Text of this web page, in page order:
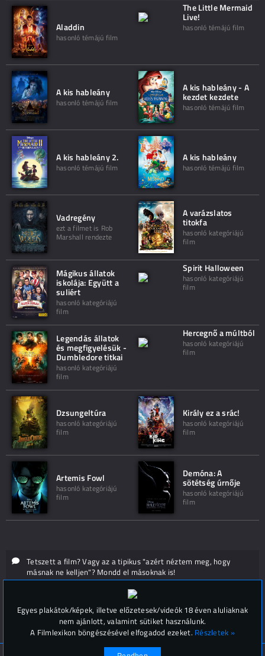
Aladdin
hasonló témájú film
The Little Mermaid
Live!
hasonló témájú film
A kis hableány
hasonló témájú film
A kis hableány - A
kezdet kezdete
hasonló témájú film
A kis hableány 2.
hasonló témájú film
A kis hableány
hasonló témájú film
Vadregény
ezt a filmet is Rob
Marshall rendezte
A varázslatos
titokfa
hasonló kategóriájú
film
Mágikus állatok
iskolája: Együtt a
suliért
hasonló kategóriájú
film
Spirit Halloween
hasonló kategóriájú
film
Legendás állatok
és megfigyelésük -
Dumbledore titkai
hasonló kategóriájú
film
Hercegnő a múltból
hasonló kategóriájú
film
Dzsungeltúra
hasonló kategóriájú
film
Király ez a srác!
hasonló kategóriájú
film
Artemis Fowl
hasonló kategóriájú
film
Demóna: A
sötétség úrnője
hasonló kategóriájú
film
Tetszett a film? Vagy az a tipikus "azért néztem meg, hogy
másnak ne kelljen"? Mondd el másoknak is!
Hozzászólások (
Egyes plakátok/képek, illetve előzetesek/videók 18 éven aluliaknak
nem ajánlott, valamint sütiket használunk.
A Filmlexikon böngészésével elfogadod ezeket. Részletek »